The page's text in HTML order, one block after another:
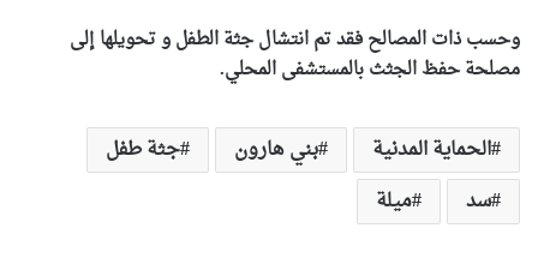
وحسب ذات المصالح فقد تم انتشال جثة الطفل و تحويلها إلى
مصلحة حفظ الجثث بالمستشفى المحلي.
الحماية المدنية بني هارون
جثة طفل
سد
ميلة